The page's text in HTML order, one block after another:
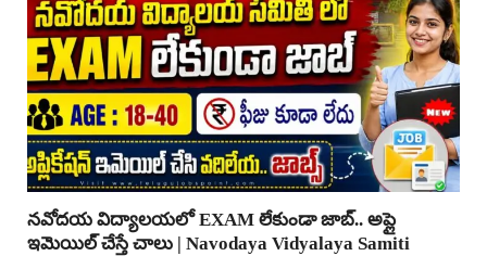
నవోదయ విద్యాలయలో EXAM లేకుండా జాబ్.. అప్లై
ఇమెయిల్ చేస్తే చాలు | Navodaya Vidyalaya Samiti